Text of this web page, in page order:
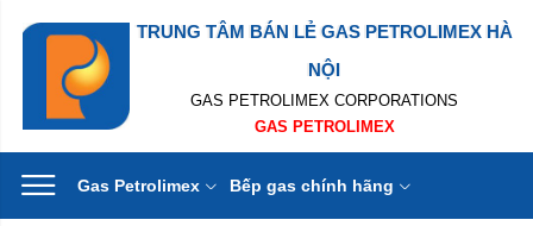
TRUNG TÂM BÁN LẺ GAS PETROLIMEX HÀ
NỘI
GAS PETROLIMEX CORPORATIONS
GAS PETROLIMEX
Gas Petrolimex Bếp gas chính hãng